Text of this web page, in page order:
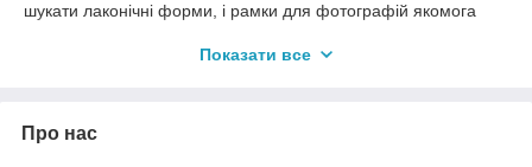
шукати лаконічні форми, і рамки для фотографій якомога
Різновидність рамок для фотографій
найбільш вимогливий покупця. У інтернет-магазині ГРАНД-
Показати все
Про нас